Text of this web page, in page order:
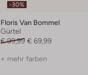
-30%
Floris Van Bommel
Gürtel
€ 99,99 € 69,99
+ mehr farben